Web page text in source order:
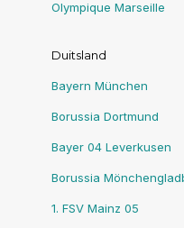
Olympique Marseille
Duitsland
Bayern München
Borussia Dortmund
Bayer 04 Leverkusen
Borussia
1. FSV Mainz 05